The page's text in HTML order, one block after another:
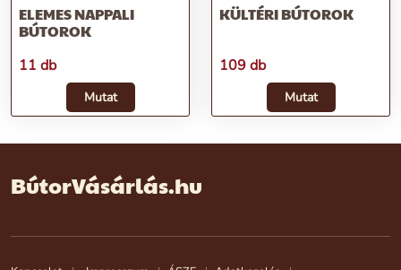
ELEMES NAPPALI
BÚTOROK
11 db
Mutat
KÜLTÉRI BÚTOROK
109 db
Mutat
BútorVásárlás.hu